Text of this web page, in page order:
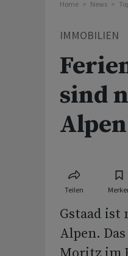
Home News
IMMOBILIEN
sind
Alpen
Teilen
Gstaad ist
Alpen.